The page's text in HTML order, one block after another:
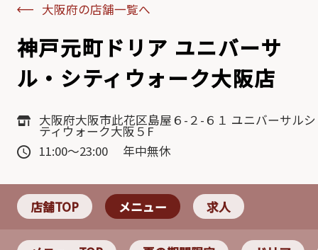
大阪府の店舗一覧へ
神戸元町ドリア ユニバーサ
ル・シティウォーク大阪店
大阪府大阪市此花区島屋６-２-６１ ユニバーサルシ
ティウォーク大阪５F
11:00～23:00 年中無休
店舗TOP メニュー 求人